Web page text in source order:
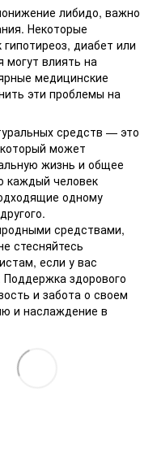
либидо, важно
Некоторые
диабет или
могут влиять на
медицинские
эти проблемы на
средств — это
может
жизнь и общее
каждый человек
одному
средствами,
стесняйтесь
если у вас
здорового
и забота о своем
и наслаждение в